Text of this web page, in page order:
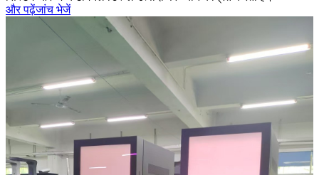
और पढ़ेंजांच भेजें